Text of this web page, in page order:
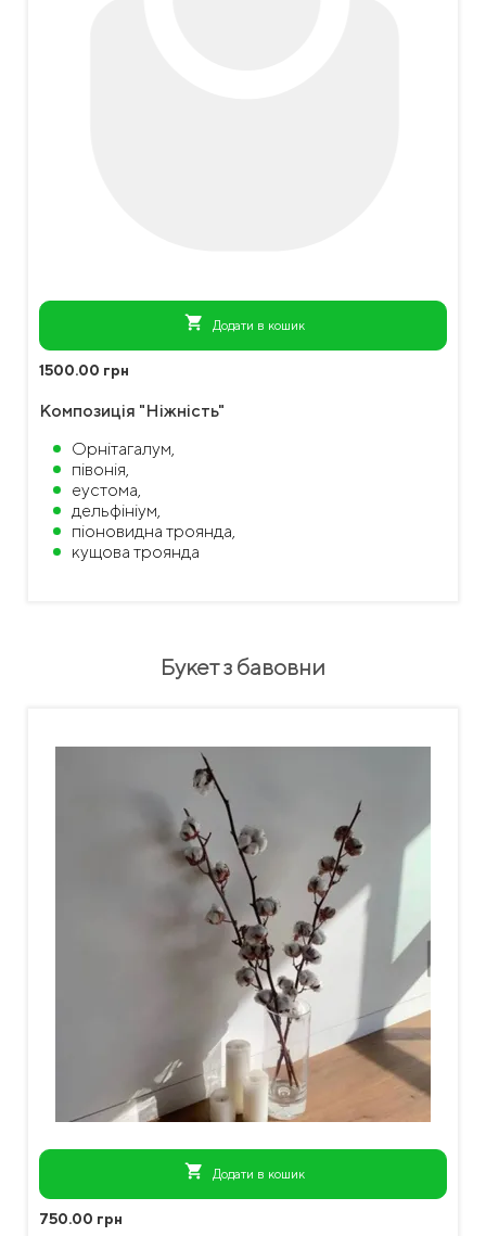
shopping_cart Додати в кошик
1500.00 грн
Композиція "Ніжність"
Орнітагалум,
півонія,
еустома,
дельфініум,
піоновидна троянда,
кущова троянда
Букет з бавовни
shopping_cart Додати в кошик
750.00 грн